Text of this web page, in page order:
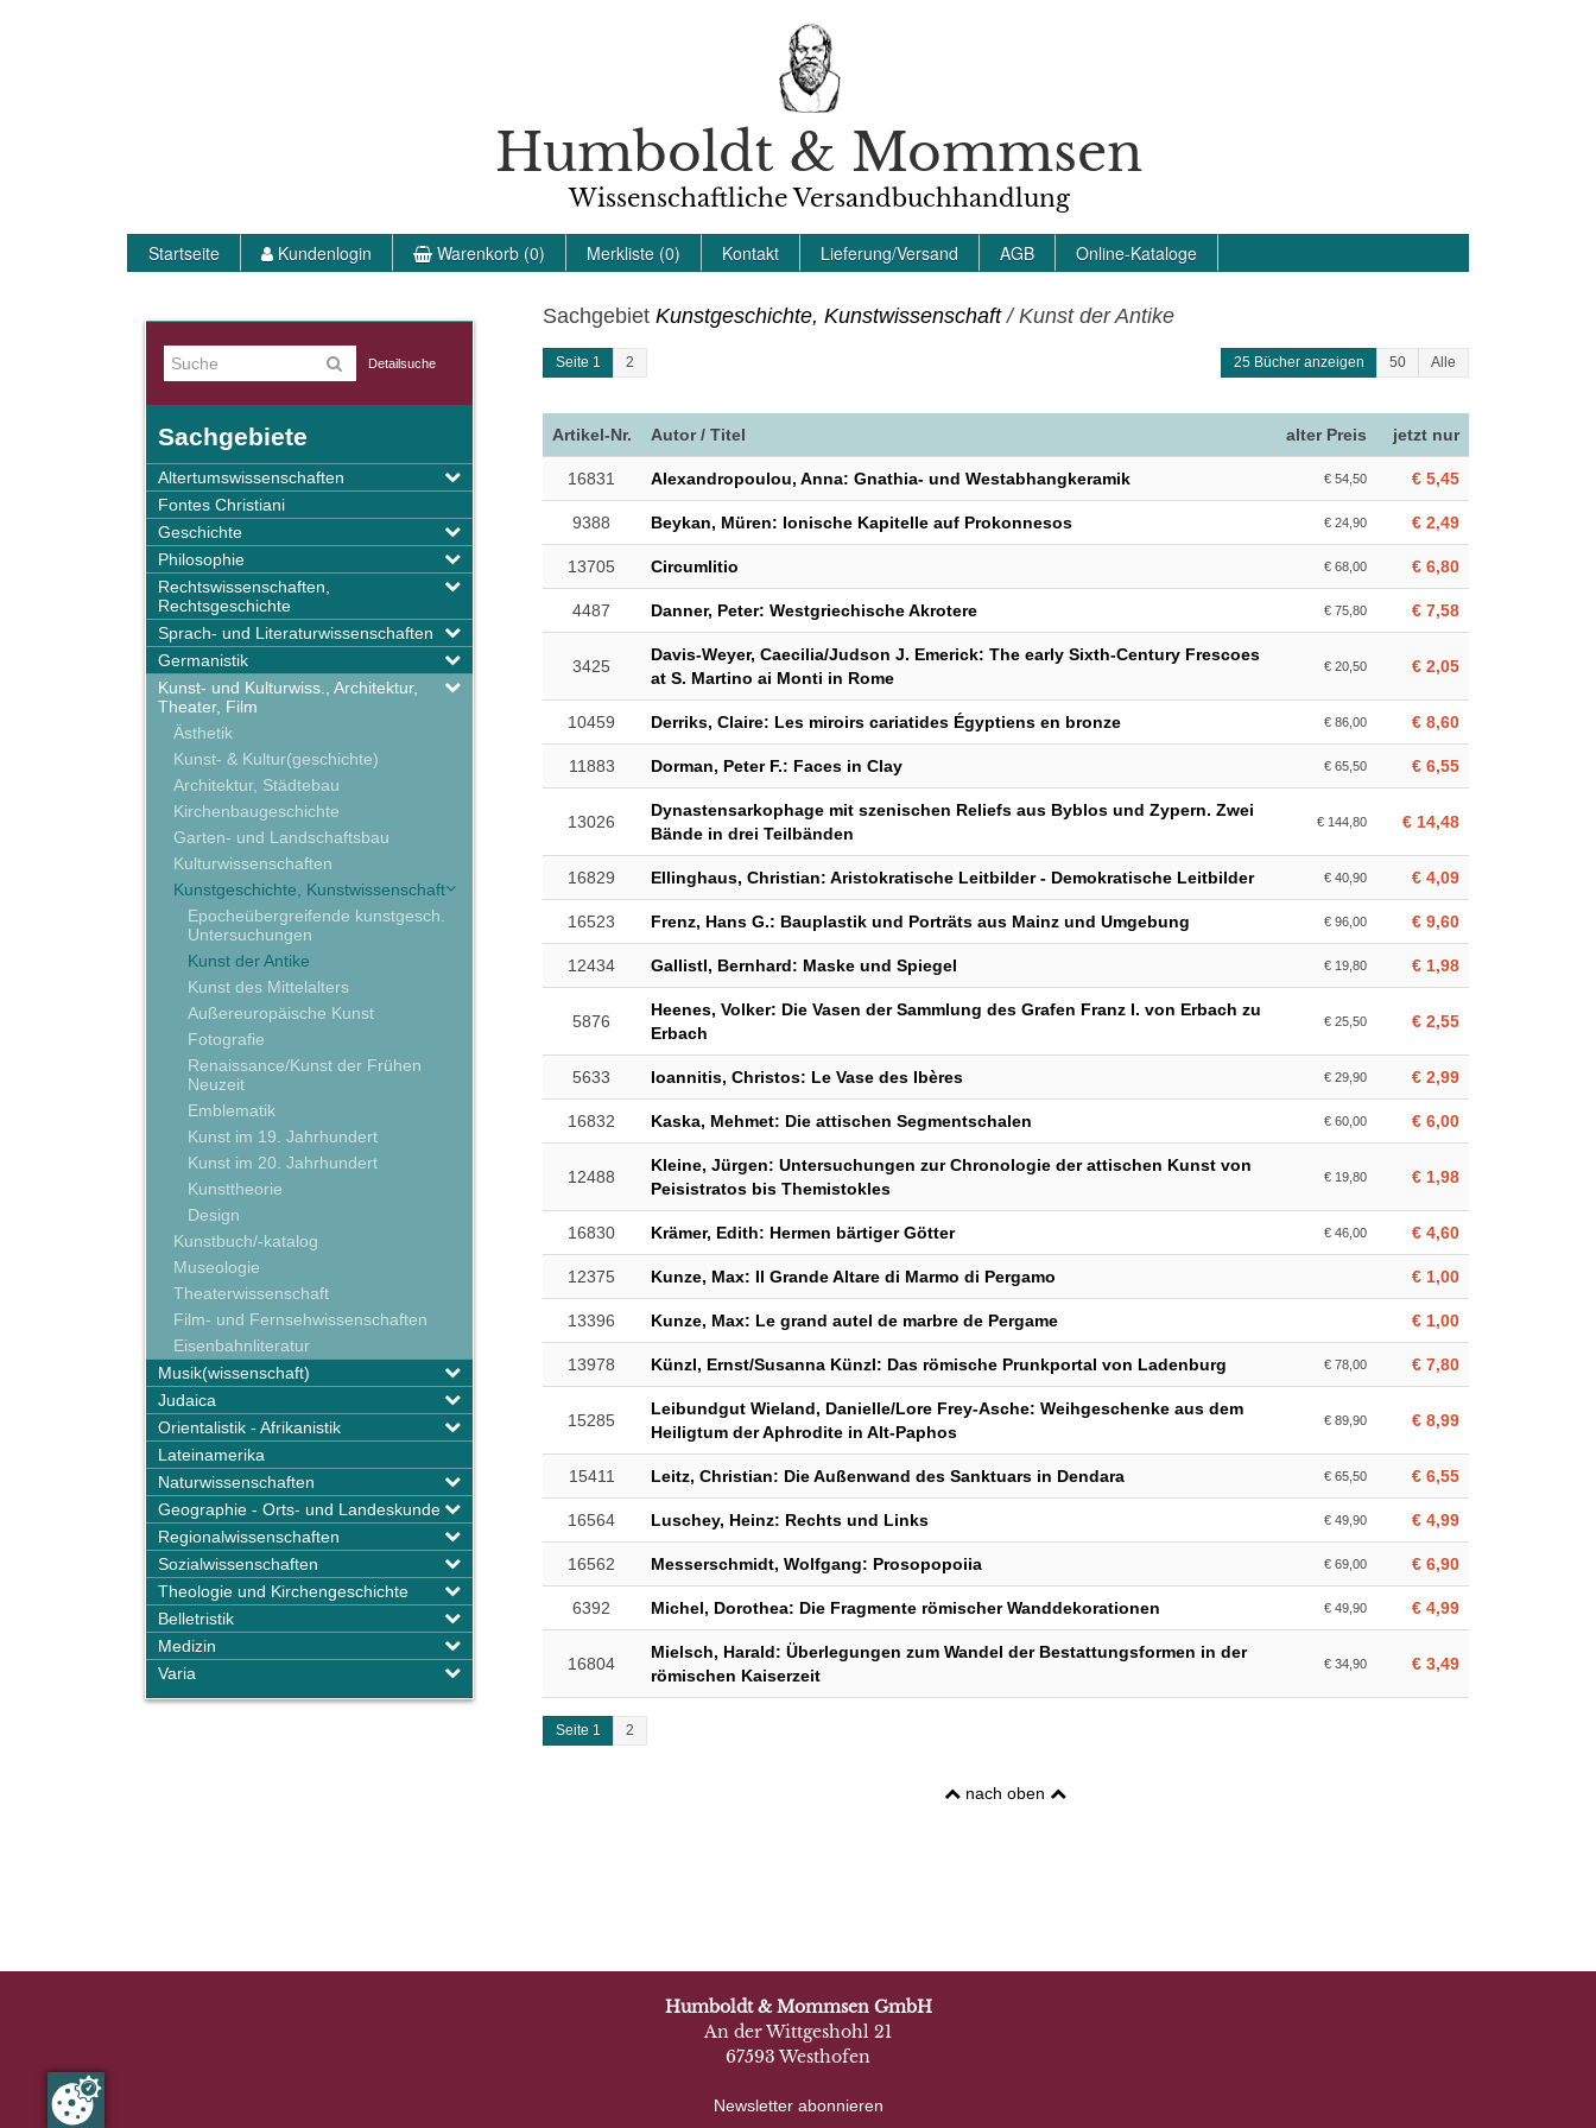
Humboldt & Mommsen
Wissenschaftliche Versandbuchhandlung
Startseite Kundenlogin Warenkorb (0) Merkliste (0) Kontakt Lieferung/Versand AGB Online-Kataloge
Detailsuche
Sachgebiete
Altertumswissenschaften
Fontes Christiani
Geschichte
Philosophie
Rechtswissenschaften,
Rechtsgeschichte
Sprach- und Literaturwissenschaften
Germanistik
Kunst- und Kulturwiss., Architektur,
Theater, Film
Ästhetik
Kunst- & Kultur(geschichte)
Architektur, Städtebau
Kirchenbaugeschichte
Garten- und Landschaftsbau
Kulturwissenschaften
Kunstgeschichte, Kunstwissenschaft
Epocheübergreifende kunstgesch.
Untersuchungen
Kunst der Antike
Kunst des Mittelalters
Außereuropäische Kunst
Fotografie
Renaissance/Kunst der Frühen
Neuzeit
Emblematik
Kunst im 19. Jahrhundert
Kunst im 20. Jahrhundert
Kunsttheorie
Design
Kunstbuch/-katalog
Museologie
Theaterwissenschaft
Film- und Fernsehwissenschaften
Eisenbahnliteratur
Musik(wissenschaft)
Judaica
Orientalistik - Afrikanistik
Lateinamerika
Naturwissenschaften
Geographie - Orts- und Landeskunde
Regionalwissenschaften
Sozialwissenschaften
Theologie und Kirchengeschichte
Belletristik
Medizin
Varia
Sachgebiet Kunstgeschichte, Kunstwissenschaft/ Kunst der Antike
Seite 1 2 25 Bücher anzeigen 50 Alle
Artikel-Nr. Autor / Titel alter Preis jetzt nur
16831 Alexandropoulou, Anna: Gnathia- und Westabhangkeramik € 54,50 € 5,45
9388 Beykan, Müren: Ionische Kapitelle auf Prokonnesos € 24,90 € 2,49
13705 Circumlitio € 68,00 € 6,80
4487 Danner, Peter: Westgriechische Akrotere € 75,80 € 7,58
3425
Davis-Weyer, Caecilia/Judson J. Emerick: The early Sixth-Century Frescoes
at S. Martino ai Monti in Rome
€ 20,50 € 2,05
10459 Derriks, Claire: Les miroirs cariatides Égyptiens en bronze € 86,00 € 8,60
11883 Dorman, Peter F.: Faces in Clay € 65,50 € 6,55
13026
Dynastensarkophage mit szenischen Reliefs aus Byblos und Zypern. Zwei
Bände in drei Teilbänden
€ 144,80 € 14,48
16829 Ellinghaus, Christian: Aristokratische Leitbilder - Demokratische Leitbilder € 40,90 € 4,09
16523 Frenz, Hans G.: Bauplastik und Porträts aus Mainz und Umgebung € 96,00 € 9,60
12434 Gallistl, Bernhard: Maske und Spiegel € 19,80 € 1,98
5876
Heenes, Volker: Die Vasen der Sammlung des Grafen Franz I. von Erbach zu
Erbach
€ 25,50 € 2,55
5633 Ioannitis, Christos: Le Vase des Ibères € 29,90 € 2,99
16832 Kaska, Mehmet: Die attischen Segmentschalen € 60,00 € 6,00
12488
Kleine, Jürgen: Untersuchungen zur Chronologie der attischen Kunst von
Peisistratos bis Themistokles
€ 19,80 € 1,98
16830 Krämer, Edith: Hermen bärtiger Götter € 46,00 € 4,60
12375 Kunze, Max: Il Grande Altare di Marmo di Pergamo € 1,00
13396 Kunze, Max: Le grand autel de marbre de Pergame € 1,00
13978 Künzl, Ernst/Susanna Künzl: Das römische Prunkportal von Ladenburg € 78,00 € 7,80
15285
Leibundgut Wieland, Danielle/Lore Frey-Asche: Weihgeschenke aus dem
Heiligtum der Aphrodite in Alt-Paphos
€ 89,90 € 8,99
15411 Leitz, Christian: Die Außenwand des Sanktuars in Dendara € 65,50 € 6,55
16564 Luschey, Heinz: Rechts und Links € 49,90 € 4,99
16562 Messerschmidt, Wolfgang: Prosopopoiia € 69,00 € 6,90
6392 Michel, Dorothea: Die Fragmente römischer Wanddekorationen € 49,90 € 4,99
16804
Mielsch, Harald: Überlegungen zum Wandel der Bestattungsformen in der
römischen Kaiserzeit
€ 34,90 € 3,49
Seite 1 2
nach oben
Humboldt & Mommsen GmbH
An der Wittgeshohl 21
67593 Westhofen
Newsletter abonnieren